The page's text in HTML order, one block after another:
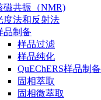
磁共振（NMR)
度法和反射法
品制备
样品过滤
样品纯化
QuEChERS样品制备
固相萃取
固相微萃取